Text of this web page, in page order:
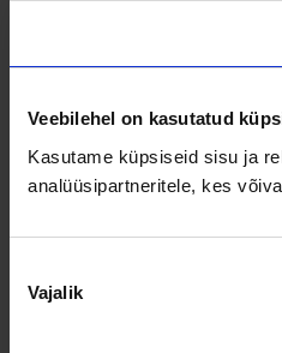
Veebilehel on kasutatud
Kasutame küpsiseid sisu ja
analüüsipartneritele, kes
valik
Vajalik